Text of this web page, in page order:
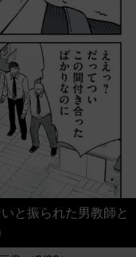
と振られた男教師と